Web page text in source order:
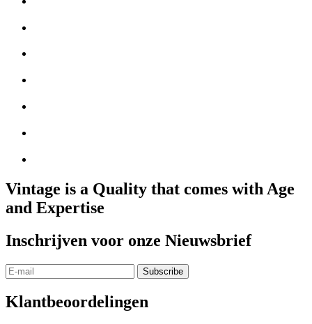
Vintage is a Quality that comes with Age
and Expertise
Inschrijven voor onze Nieuwsbrief
Klantbeoordelingen